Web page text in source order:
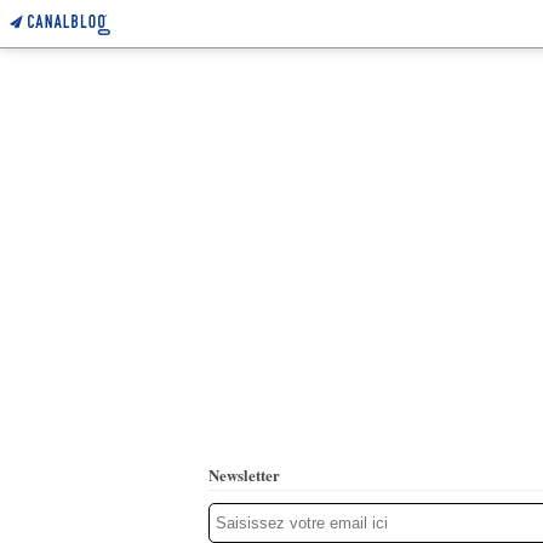
Newsletter